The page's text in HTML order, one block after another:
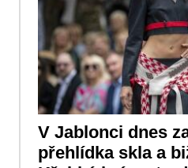
V Jablonci dnes
přehlídka skla a